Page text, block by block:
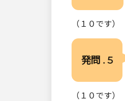
（１０です）
発問 . 5
（１０です）